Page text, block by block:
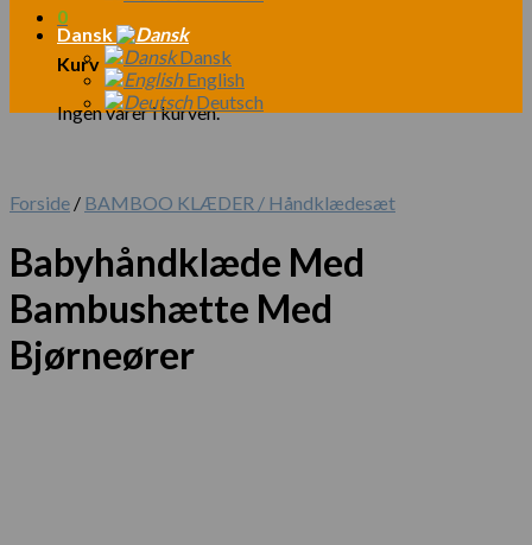
0
Kurv
Ingen varer i kurven.
Dansk
Dansk
English
Deutsch
Forside / BAMBOO KLÆDER / Håndklædesæt
Babyhåndklæde Med
Bambushætte Med
Bjørneører